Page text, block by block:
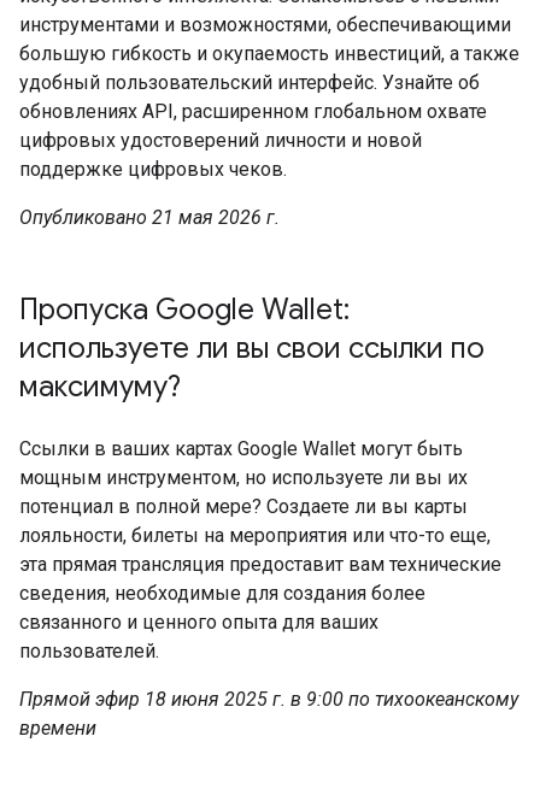
инструментами и возможностями, обеспечивающими
большую гибкость и окупаемость инвестиций, а также
удобный пользовательский интерфейс. Узнайте об
обновлениях API, расширенном глобальном охвате
цифровых удостоверений личности и новой
поддержке цифровых чеков.
Опубликовано 21 мая 2026 г.
Пропуска Google Wallet:
используете ли вы свои ссылки по
максимуму?
Ссылки в ваших картах Google Wallet могут быть
мощным инструментом, но используете ли вы их
потенциал в полной мере? Создаете ли вы карты
лояльности, билеты на мероприятия или что-то еще,
эта прямая трансляция предоставит вам технические
сведения, необходимые для создания более
связанного и ценного опыта для ваших
пользователей.
Прямой эфир 18 июня 2025 г. в 9:00 по тихоокеанскому
времени